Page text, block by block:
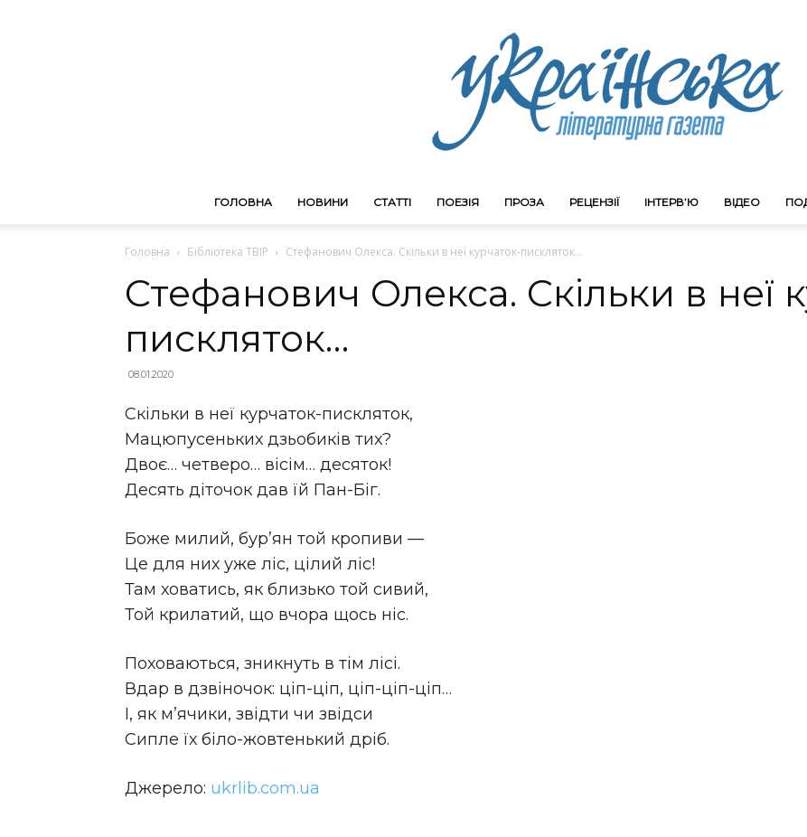
ГОЛОВНА НОВИНИ СТАТТІ ПОЕЗІЯ ПРОЗА РЕЦЕНЗІЇ ІНТЕРВ’Ю ВІДЕО
Головна Бібліотека ТВІР Стефанович Олекса. Скільки в неї курчаток-пискляток…
Стефанович Олекса. Скільки в неї
пискляток…
08.01.2020
Скільки в неї курчаток-пискляток,
Мацюпусеньких дзьобиків тих?
Двоє… четверо… вісім… десяток!
Десять діточок дав їй Пан-Біг.
Боже милий, бур’ян той кропиви —
Це для них уже ліс, цілий ліс!
Там ховатись, як близько той сивий,
Той крилатий, що вчора щось ніс.
Поховаються, зникнуть в тім лісі.
Вдар в дзвіночок: ціп-ціп, ціп-ціп-ціп…
І, як м’ячики, звідти чи звідси
Сипле їх біло-жовтенький дріб.
Джерело: ukrlib.com.ua